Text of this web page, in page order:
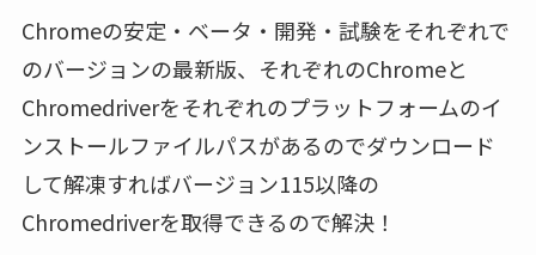
Chromeの安定・ベータ・開発・試験をそれぞれで
のバージョンの最新版、それぞれのChromeと
Chromedriverをそれぞれのプラットフォームのイ
ンストールファイルパスがあるのでダウンロード
して解凍すればバージョン115以降の
Chromedriverを取得できるので解決！